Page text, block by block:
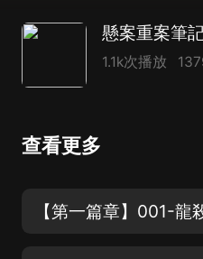
1.1k次播放
查看更多
【第一篇章】001-龍